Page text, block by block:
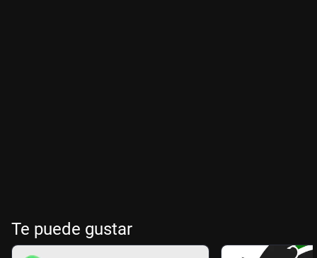
Te puede gustar